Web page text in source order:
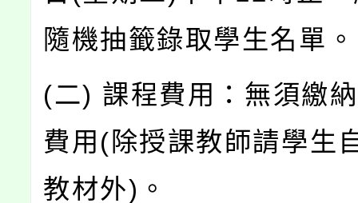
隨機抽籤錄取學生名單。
(二) 課程費用：無須繳
費用(除授課教師請學生
教材外)。